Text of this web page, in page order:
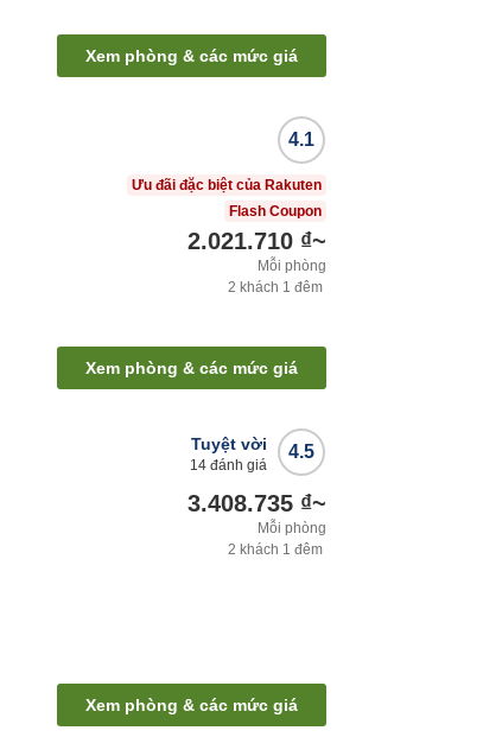
Xem phòng & các mức giá
4.1
Ưu đãi đặc biệt của Rakuten
Flash Coupon
2.021.710 ₫~
Mỗi phòng
2 khách 1 đêm
Xem phòng & các mức giá
4.5
Tuyệt vời
14 đánh giá
3.408.735 ₫~
Mỗi phòng
2 khách 1 đêm
Xem phòng & các mức giá